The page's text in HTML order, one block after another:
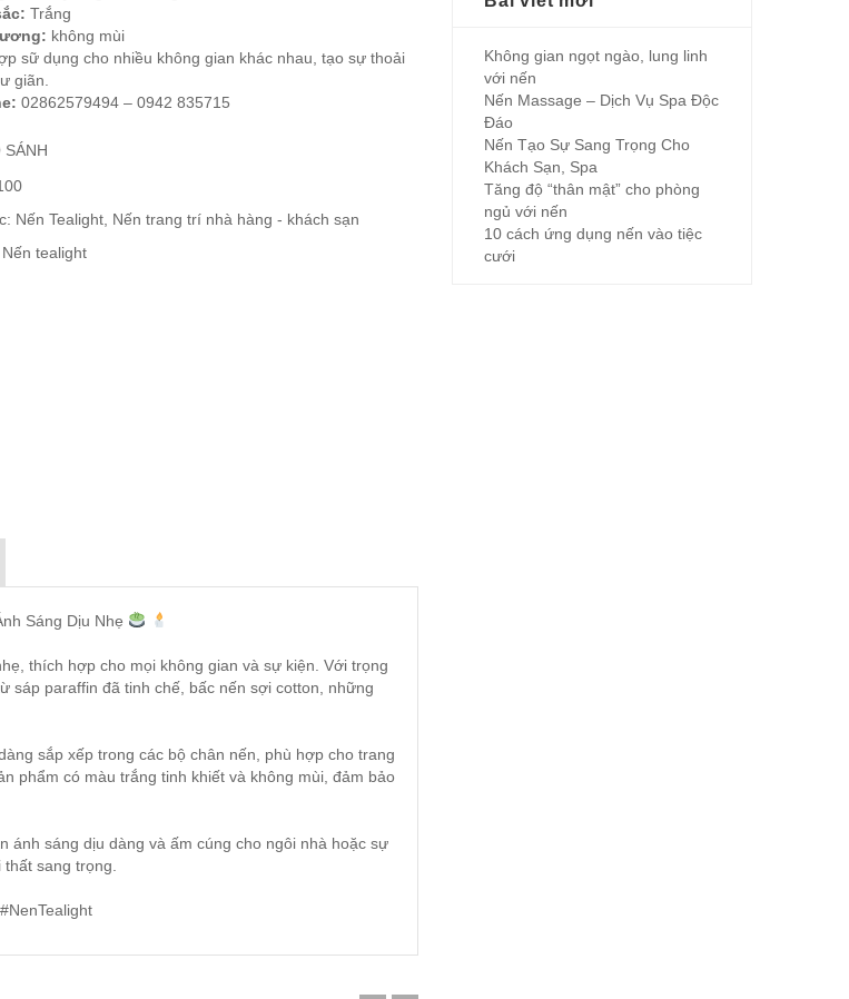
Trắng
không mùi
sữ dụng cho nhiều không gian khác nhau, tạo sự thoải
giãn.
02862579494 – 0942 835715
SÁNH
Nến Tealight Nến trang trí nhà hàng - khách sạn
Nến tealight
Sáng Dịu Nhẹ
thích hợp cho mọi không gian và sự kiện. Với trọng
sáp paraffin đã tinh chế, bấc nến sợi cotton, những
sắp xếp trong các bộ chân nến, phù hợp cho trang
phẩm có màu trắng tinh khiết và không mùi, đảm bảo
ánh sáng dịu dàng và ấm cúng cho ngôi nhà hoặc sự
sang trọng.
Không gian ngọt ngào, lung linh
với nến
Nến Massage – Dịch Vụ Spa Độc
Đáo
Nến Tạo Sự Sang Trọng Cho
Khách Sạn, Spa
Tăng độ “thân mật” cho phòng
ngủ với nến
10 cách ứng dụng nến vào tiệc
cưới